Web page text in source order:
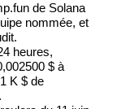
de Solana
nommée, et
heures,
$ à
K $ de